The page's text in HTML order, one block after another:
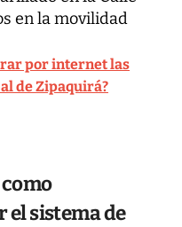
en la movilidad
por internet las
de Zipaquirá?
sistema de